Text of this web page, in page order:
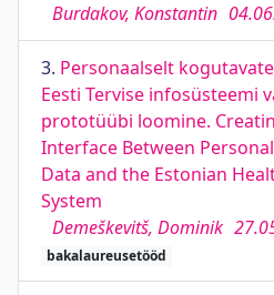
Burdakov, Konstantin
3. Personaalselt
Eesti Tervise infosüsteemi
prototüübi loomine.
Interface Between
Data and the Estonian
System
Demeškevitš, Dominik
bakalaureusetööd